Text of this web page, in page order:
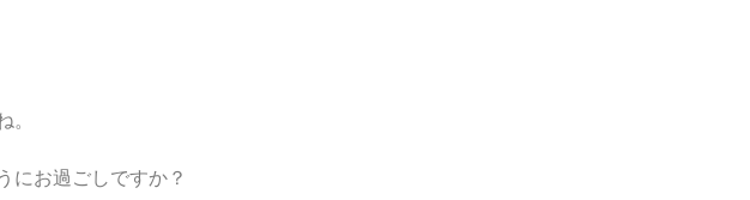
。
にお過ごしですか？